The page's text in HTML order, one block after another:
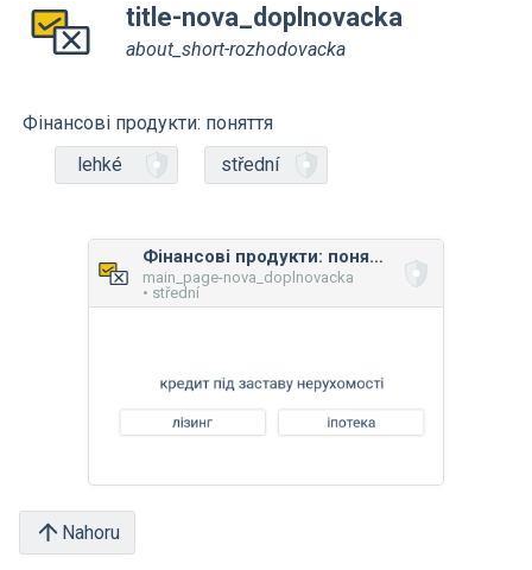
title-nova_doplnovacka
about_short-rozhodovacka
Фінансові продукти: поняття
lehké
střední
Фінансові продукти: поняття
main_page-nova_doplnovacka
• střední
Nahoru